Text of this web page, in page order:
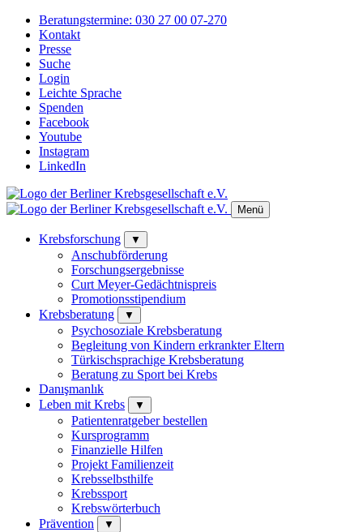
Beratungstermine: 030 27 00 07-270
Kontakt
Presse
Suche
Login
Leichte Sprache
Spenden
Facebook
Youtube
Instagram
LinkedIn
Menü
Krebsforschung ▼
Anschubförderung
Forschungsergebnisse
Curt Meyer-Gedächtnispreis
Promotionsstipendium
Krebsberatung
▼
Psychosoziale Krebsberatung
Begleitung von Kindern erkrankter Eltern
Türkischsprachige Krebsberatung
Beratung zu Sport bei Krebs
Danışmanlık
Leben mit Krebs
▼
Patientenratgeber bestellen
Kursprogramm
Finanzielle Hilfen
Projekt Familienzeit
Krebsselbsthilfe
Krebssport
Krebswörterbuch
Prävention
▼